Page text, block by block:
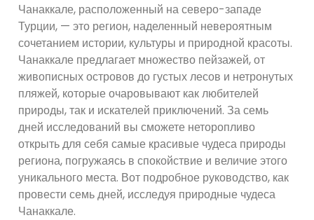
Чанаккале, расположенный на северо-западе
Турции, — это регион, наделенный невероятным
сочетанием истории, культуры и природной красоты.
Чанаккале предлагает множество пейзажей, от
живописных островов до густых лесов и нетронутых
пляжей, которые очаровывают как любителей
природы, так и искателей приключений. За семь
дней исследований вы сможете неторопливо
открыть для себя самые красивые чудеса природы
региона, погружаясь в спокойствие и величие этого
уникального места. Вот подробное руководство, как
провести семь дней, исследуя природные чудеса
Чанаккале.